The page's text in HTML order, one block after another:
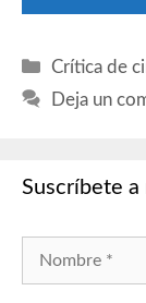
Categorías
Crítica de
Deja un
Suscríbete